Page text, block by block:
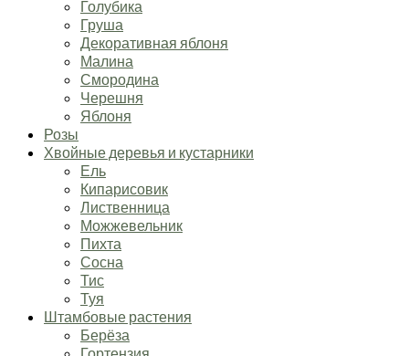
Голубика
Груша
Декоративная яблоня
Малина
Смородина
Черешня
Яблоня
Розы
Хвойные деревья и кустарники
Ель
Кипарисовик
Лиственница
Можжевельник
Пихта
Сосна
Тис
Туя
Штамбовые растения
Берёза